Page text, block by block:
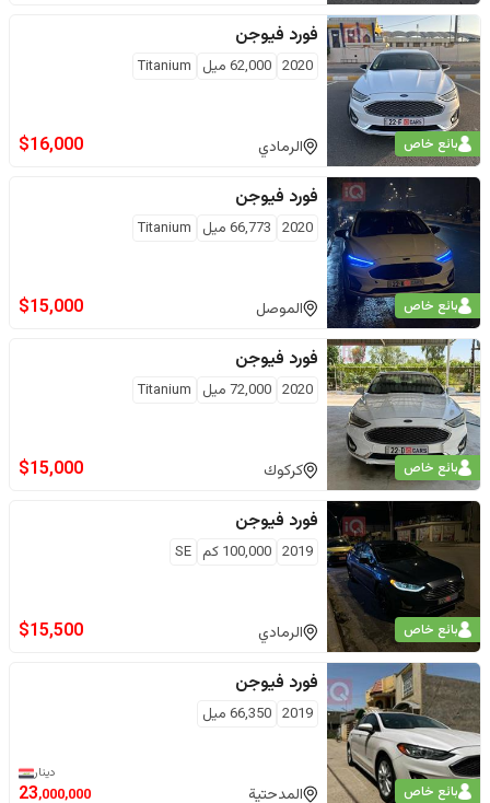
بائع خاص
فورد فيوجن
2020
62,000 ميل Titanium
الرمادي $16,000
بائع خاص
فورد فيوجن
2020
66,773 ميل Titanium
الموصل $15,000
بائع خاص
فورد فيوجن
2020
72,000 ميل Titanium
كركوك $15,000
بائع خاص
فورد فيوجن
2019
100,000 كم SE
الرمادي $15,500
بائع خاص
فورد فيوجن
2019
66,350 ميل
المدحتية
دينار
23,000,000